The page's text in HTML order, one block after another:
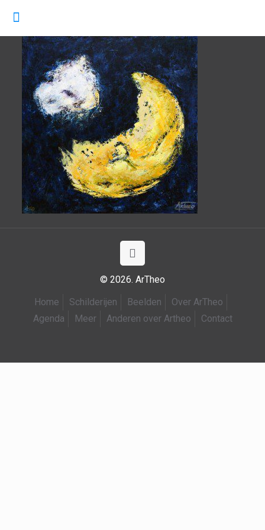
© 2026. ArTheo
Home
Schilderijen Beelden
Over ArTheo
Agenda
Meer Anderen over Artheo Contact